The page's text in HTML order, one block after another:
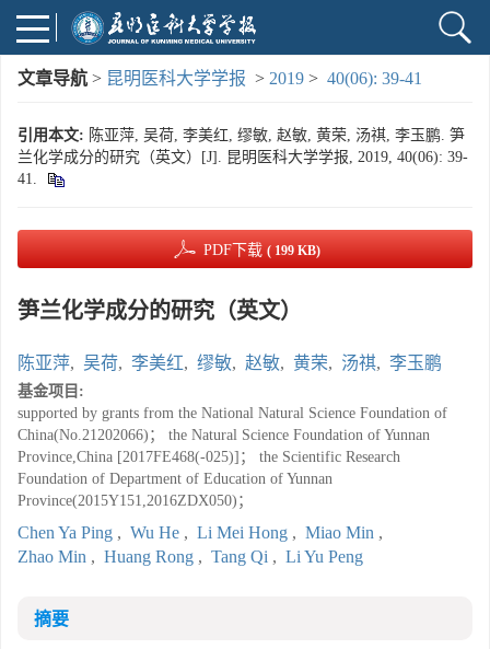
文章导航 > 昆明医科大学学报 > 2019 > 40(06): 39-41
引用本文: 陈亚萍, 吴荷, 李美红, 缪敏, 赵敏, 黄荣, 汤祺, 李玉鹏. 笋
兰化学成分的研究（英文）[J]. 昆明医科大学学报, 2019, 40(06): 39-
41.
PDF下载 ( 199 KB)
笋兰化学成分的研究（英文）
陈亚萍, 吴荷, 李美红, 缪敏, 赵敏, 黄荣, 汤祺, 李玉鹏
基金项目:
supported by grants from the National Natural Science Foundation of
China(No.21202066)； the Natural Science Foundation of Yunnan
Province,China [2017FE468(-025)]； the Scientific Research
Foundation of Department of Education of Yunnan
Province(2015Y151,2016ZDX050)；
Chen Ya Ping , Wu He , Li Mei Hong , Miao Min ,
Zhao Min , Huang Rong , Tang Qi , Li Yu Peng
摘要